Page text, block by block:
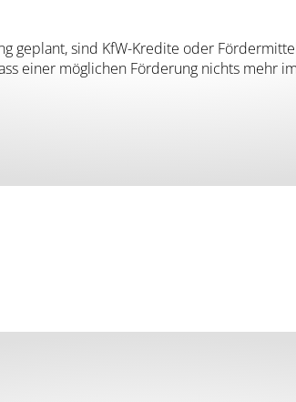
geplant, sind KfW-Kredite oder
einer möglichen Förderung nichts mehr